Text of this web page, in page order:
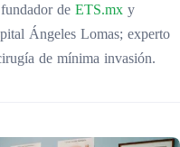
de ETS.mx y
Ángeles Lomas; experto
de mínima invasión.